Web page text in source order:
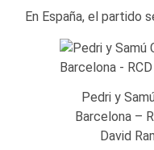
En España, el partido
Pedri y
Barcelona –
David